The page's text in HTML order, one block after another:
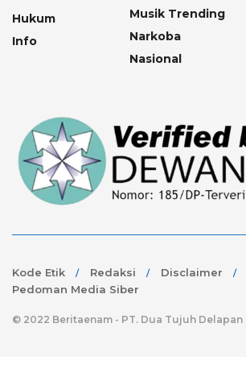
Hukum
Info
Musik Trending
Narkoba
Nasional
Kode Etik Redaksi
Disclaimer
Pedoman Media Siber
© 2022 Beritaenam - PT. Dua Tujuh Delapan